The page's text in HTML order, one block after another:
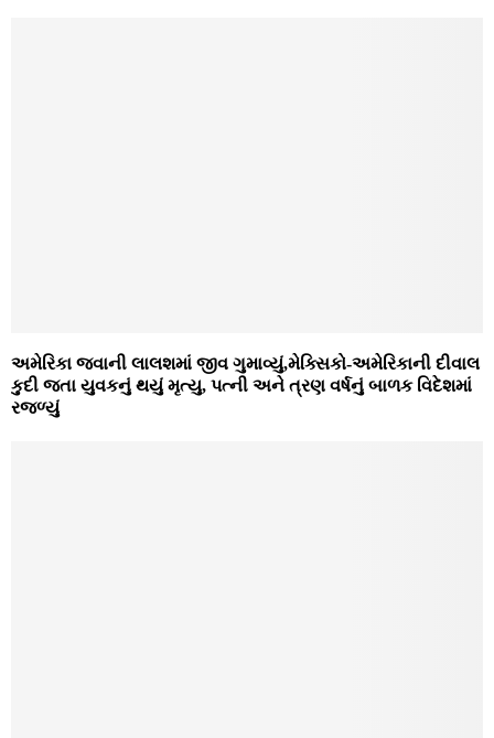
અમેરિકા જવાની લાલશમાં જીવ ગુમાવ્યું,મેક્સિકો-અમેરિકાની દીવાલ
કુદી જતા યુવકનું થયું મૃત્યુ, પત્ની અને ત્રણ વર્ષનું બાળક વિદેશમાં
રજળ્યું